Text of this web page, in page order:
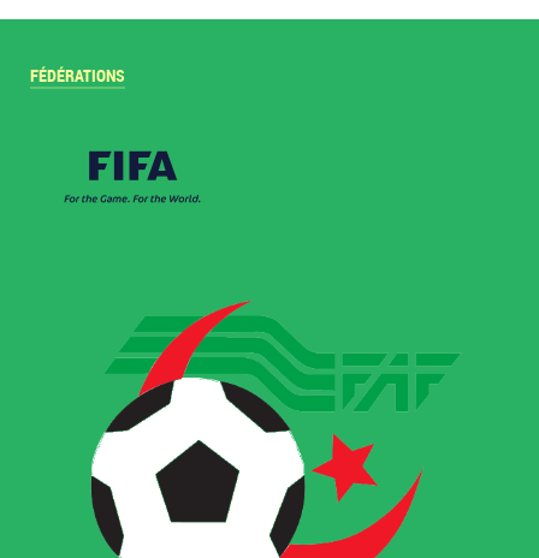
FÉDÉRATIONS